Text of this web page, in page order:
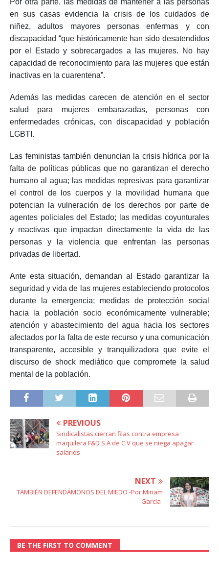
en sus casas evidencia la crisis de los cuidados de
niñez, adultos mayores personas enfermas y con
discapacidad “que históricamente han sido desatendidos
por el Estado y sobrecargados a las mujeres. No hay
capacidad de reconocimiento para las mujeres que están
inactivas en la cuarentena”.
Además las medidas carecen de atención en el sector
salud para mujeres embarazadas, personas con
enfermedades crónicas, con discapacidad y población
LGBTI.
Las feministas también denuncian la crisis hídrica por la
falta de políticas públicas que no garantizan el derecho
humano al agua; las medidas represivas para garantizar
el control de los cuerpos y la movilidad humana que
potencian la vulneración de los derechos por parte de
agentes policiales del Estado; las medidas coyunturales
y reactivas que impactan directamente la vida de las
personas y la violencia que enfrentan las personas
privadas de libertad.
Ante esta situación, demandan al Estado garantizar la
seguridad y vida de las mujeres estableciendo protocolos
durante la emergencia; medidas de protección social
hacia la población socio económicamente vulnerable;
atención y abastecimiento del agua hacia los sectores
afectados por la falta de este recurso y una comunicación
transparente, accesible y tranquilizadora que evite el
discurso de shock mediático que compromete la salud
mental de la población.
PREVIOUS
Sindicalistas cierran filas contra empresa
maquilera F&D S.A de C.V que se niega apagar
salarios
NEXT
TAMBIÉN DEFENDÁMONOS DEL MIEDO -Por Miriam
García-
BE THE FIRST TO COMMENT